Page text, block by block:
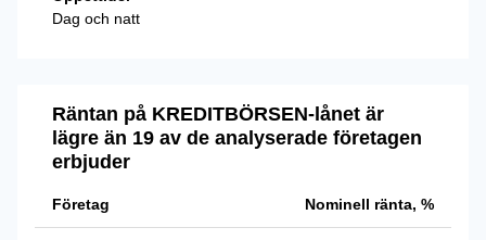
Dag och natt
Räntan på KREDITBÖRSEN-lånet är
lägre än 19 av de analyserade företagen
erbjuder
Företag Nominell ränta, %